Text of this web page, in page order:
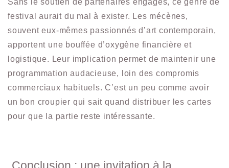
Sans le soutien de partenaires engagés, ce genre de
festival aurait du mal à exister. Les mécènes,
souvent eux-mêmes passionnés d’art contemporain,
apportent une bouffée d’oxygène financière et
logistique. Leur implication permet de maintenir une
programmation audacieuse, loin des compromis
commerciaux habituels. C’est un peu comme avoir
un bon croupier qui sait quand distribuer les cartes
pour que la partie reste intéressante.
Conclusion : une invitation à la